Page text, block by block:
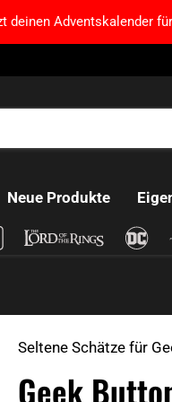
deinen Adventskalender
Neue Produkte
Seltene Schätze für
Geek